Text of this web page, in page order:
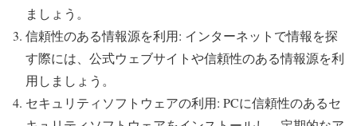
ましょう。
信頼性のある情報源を利用: インターネットで情報を探
す際には、公式ウェブサイトや信頼性のある情報源を利
用しましょう。
セキュリティソフトウェアの利用: PCに信頼性のあるセ